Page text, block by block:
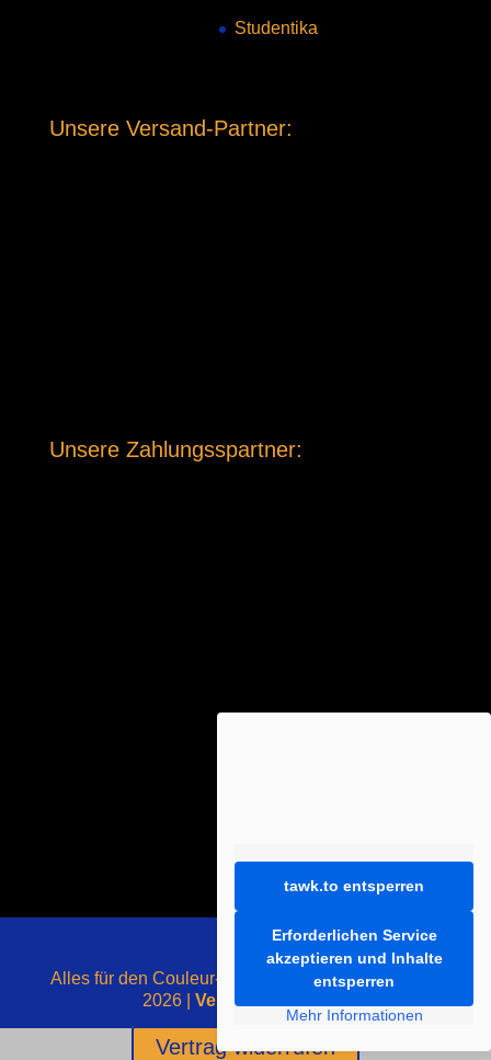
Studentika
Unsere Versand-Partner:
Unsere Zahlungsspartner:
Alles für den Couleur-Liebhaber - mit ❤️ gemacht -
2026 | Vertrag widerrufen
Vertrag widerrufen
tawk.to entsperren
Erforderlichen Service
akzeptieren und Inhalte
entsperren
Mehr Informationen